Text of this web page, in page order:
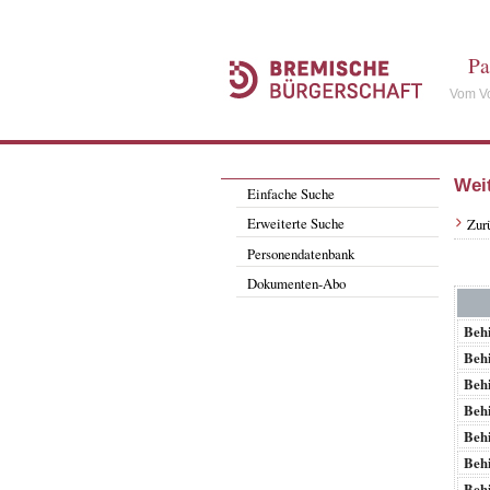
Vom
Einfache Suche
Erweiterte Suche
Personendatenbank
Dokumenten-Abo